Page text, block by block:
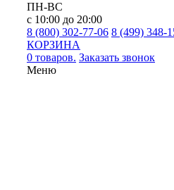
ПН-ВС
с 10:00 до 20:00
8 (800) 302-77-06 8 (499) 348-
КОРЗИНА
0 товаров. Заказать звонок
Меню